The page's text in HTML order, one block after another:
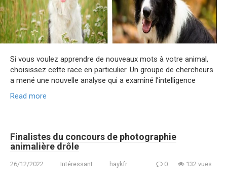
Si vous voulez apprendre de nouveaux mots à votre animal,
choisissez cette race en particulier. Un groupe de chercheurs
a mené une nouvelle analyse qui a examiné l’intelligence
Read more
Finalistes du concours de photographie
animalière drôle
26/12/2022 Intéressant haykfr 0 132 vues